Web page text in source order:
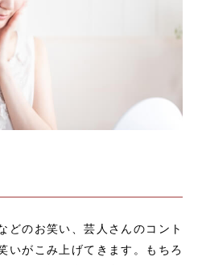
どのお笑い、芸人さんのコント
いがこみ上げてきます。もちろ